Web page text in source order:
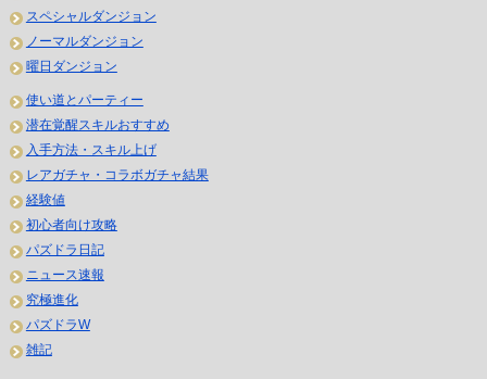
スペシャルダンジョン
ノーマルダンジョン
曜日ダンジョン
使い道とパーティー
潜在覚醒スキルおすすめ
入手方法・スキル上げ
レアガチャ・コラボガチャ結果
経験値
初心者向け攻略
パズドラ日記
ニュース速報
究極進化
パズドラW
雑記